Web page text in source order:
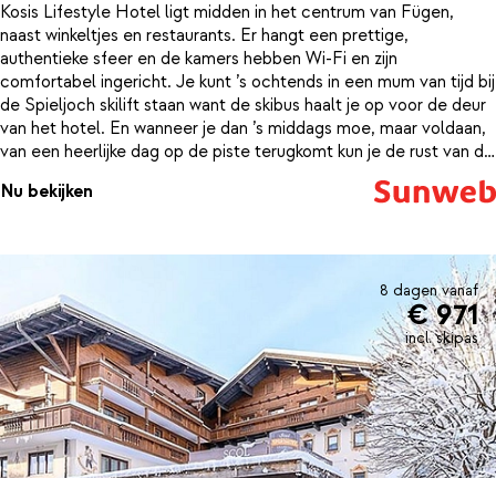
Kosis Lifestyle Hotel ligt midden in het centrum van Fügen,
naast winkeltjes en restaurants. Er hangt een prettige,
authentieke sfeer en de kamers hebben Wi-Fi en zijn
comfortabel ingericht. Je kunt ’s ochtends in een mum van tijd bij
de Spieljoch skilift staan want de skibus haalt je op voor de deur
van het hotel. En wanneer je dan ’s middags moe, maar voldaan,
van een heerlijke dag op de piste terugkomt kun je de rust van de
sauna opzoeken. In de gezellige bar staat de open haard al aan
zodat je ook daar heerlijk bij kunt komen met een glühwein of
Kosis Fun-Food-Bar, waar ook regelmatig bandjes optreden.
Nu bekijken
8 dagen vanaf
€ 971
incl. skipas